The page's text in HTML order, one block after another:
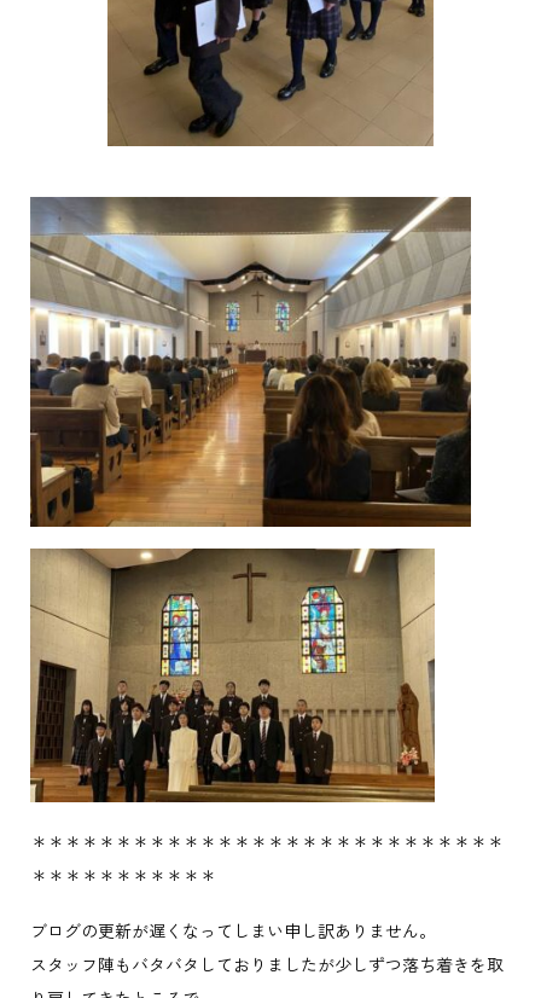
＊＊＊＊＊＊＊＊＊＊＊＊＊＊＊＊＊＊＊＊＊＊＊＊＊＊＊＊
＊＊＊＊＊＊＊＊＊＊＊
ブログの更新が遅くなってしまい申し訳ありません。
スタッフ陣もバタバタしておりましたが少しずつ落ち着きを取